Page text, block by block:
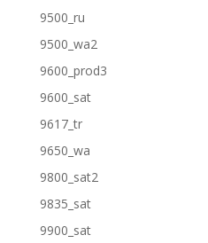
9500_ru
9500_wa2
9600_prod3
9600_sat
9617_tr
9650_wa
9800_sat2
9835_sat
9900_sat